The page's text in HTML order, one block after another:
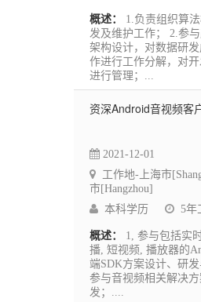
概述：
1.负责组织算
发及维护工作； 2.参
架构设计，对数据研
作进行工作分解，对
进行管理；...
资深Android音视频客
2021-12-01
工作地-上海市
市[Hangzhou]
本科学历
5年
概述：
1, 参与包括实
播, 短视频, 播放器的
端SDK方案设计、研
参与音视频相关解决
发；....